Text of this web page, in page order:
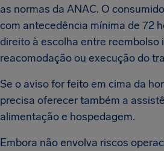
as normas da ANAC. O
com antecedência mínima de 72
direito à escolha entre reembolso
reacomodação ou execução do
Se o aviso for feito em cima da
precisa oferecer também a
alimentação e hospedagem.
Embora não envolva riscos